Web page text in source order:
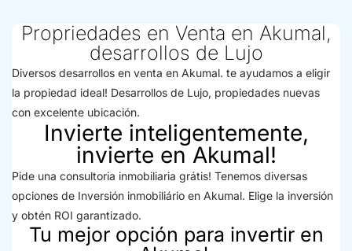
Propriedades en Venta en Akumal,
desarrollos de Lujo
Diversos desarrollos en venta en Akumal. te ayudamos a eligir
la propiedad ideal! Desarrollos de Lujo, propiedades nuevas
con excelente ubicación.
Invierte inteligentemente,
invierte en Akumal!
Pide una consultoria inmobiliaria grátis! Tenemos diversas
opciones de Inversión inmobiliário en Akumal. Elige la inversión
y obtén ROI garantizado.
Tu mejor opción para invertir en